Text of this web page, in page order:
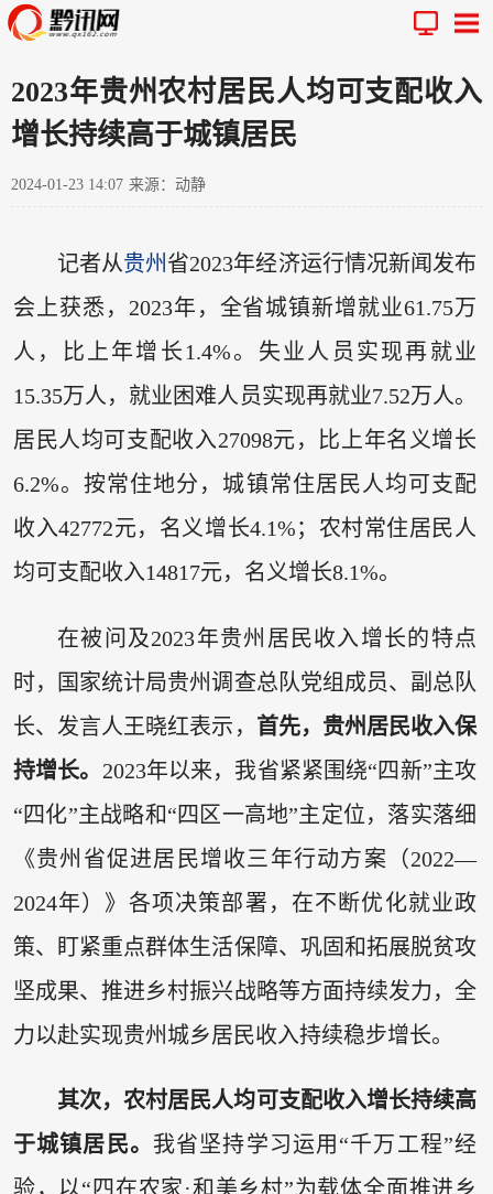
2023年贵州农村居民人均可支配收入
增长持续高于城镇居民
2024-01-23 14:07 来源：动静
记者从贵州 省2023年经济运行情况新闻发布
会上获悉，2023年，全省城镇新增就业61.75万
人，比上年增长1.4%。失业人员实现再就业
15.35万人，就业困难人员实现再就业7.52万人。
居民人均可支配收入27098元，比上年名义增长
6.2%。按常住地分，城镇常住居民人均可支配
收入42772元，名义增长4.1%；农村常住居民人
均可支配收入14817元，名义增长8.1%。
在被问及2023年贵州居民收入增长的特点
时，国家统计局贵州调查总队党组成员、副总队
长、发言人王晓红表示， 首先，贵州居民收入保
持增长。 2023年以来，我省紧紧围绕“四新”主攻
“四化”主战略和“四区一高地”主定位，落实落细
《贵州省促进居民增收三年行动方案（2022—
2024年）》各项决策部署，在不断优化就业政
策、盯紧重点群体生活保障、巩固和拓展脱贫攻
坚成果、推进乡村振兴战略等方面持续发力，全
力以赴实现贵州城乡居民收入持续稳步增长。
其次，农村居民人均可支配收入增长持续高
于城镇居民。 我省坚持学习运用“千万工程”经
验，以“四在农家·和美乡村”为载体全面推进乡